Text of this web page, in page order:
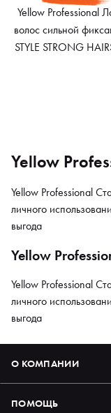
Yellow Professional
волос сильной
STYLE STRONG
Yellow
Yellow Professional
личного
выгода
Yellow
Yellow Professional
личного
выгода
О КОМПАНИИ
ПОМОЩЬ